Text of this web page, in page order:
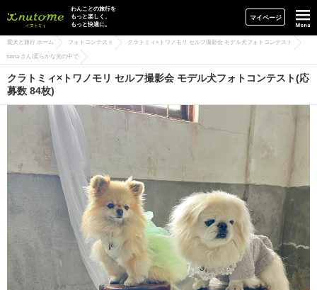
イヌトミィ
わんことの旅行を
もっと楽しく、
もっと快適に。
マイページ
愛犬と旅行 ホーム フォトコンテスト クラトミィ×トワノモリ セルフ撮影会 モデル犬フォトコンテスト
tama さん/柔らかな光の中で
クラトミィ×トワノモリ セルフ撮影会 モデル犬フォトコンテスト(応
募数 84枚)